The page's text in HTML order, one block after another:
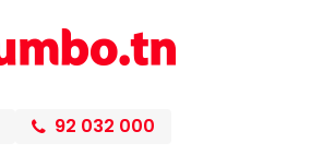
92 032 000